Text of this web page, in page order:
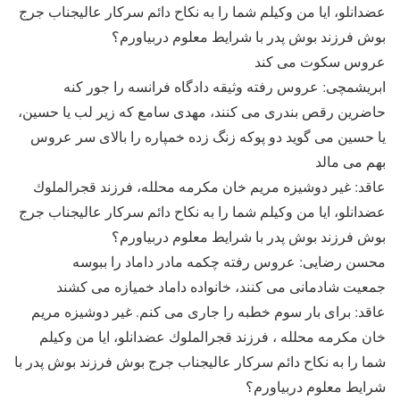
عضدانلو، ايا من وكيلم شما را به نكاح دائم سركار عاليجناب جرج
بوش فرزند بوش پدر با شرايط معلوم دربياورم؟
عروس سكوت مى كند
ابريشمچى: عروس رفته وثيقه دادگاه فرانسه را جور كنه
حاضرين رقص بندرى مى كنند، مهدى سامع كه زير لب يا حسين،
يا حسين مى گويد دو پوكه زنگ زده خمپاره را بالاى سر عروس
بهم مى مالد
عاقد: غير دوشيزه مريم خان مكرمه محلله، فرزند قجرالملوك
عضدانلو، ايا من وكيلم شما را به نكاح دائم سركار عاليجناب جرج
بوش فرزند بوش پدر با شرايط معلوم دربياورم؟
محسن رضايى: عروس رفته چكمه مادر داماد را ببوسه
جمعيت شادمانى مى كنند، خانواده داماد خميازه مى كشند
عاقد: براى بار سوم خطبه را جارى مى كنم. غير دوشيزه مريم
خان مكرمه محلله ، فرزند قجرالملوك عضدانلو، ايا من وكيلم
شما را به نكاح دائم سركار عاليجناب جرج بوش فرزند بوش پدر با
شرايط معلوم دربياورم؟